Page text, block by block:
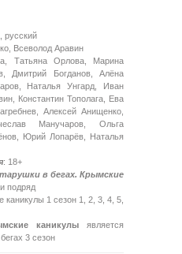
русский
Всеволод Аравин
Татьяна Орлова, Марина
Дмитрий Богданов, Алёна
Наталья Унгард, Иван
Константин Тополага, Ева
Алексей Анищенко,
Манучаров, Ольга
Юрий Лопарёв, Наталья
: 18+
в бегах. Крымские
подряд
1 сезон 1, 2, 3, 4, 5,
каникулы является
3 сезон